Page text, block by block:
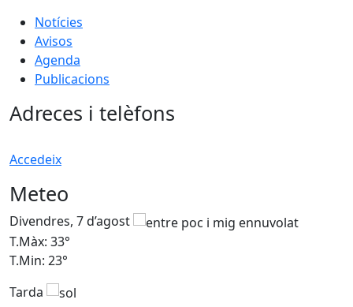
Notícies
Avisos
Agenda
Publicacions
Adreces i telèfons
Accedeix
Meteo
Divendres, 7 d’agost
T.Màx: 33°
T.Min: 23°
Tarda